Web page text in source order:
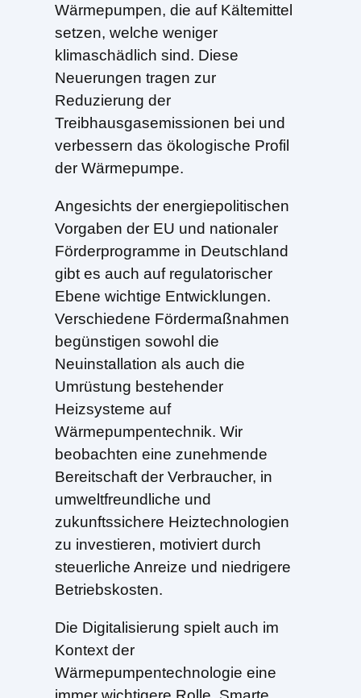
Wärmepumpen, die auf Kältemittel
setzen, welche weniger
klimaschädlich sind. Diese
Neuerungen tragen zur
Reduzierung der
Treibhausgasemissionen bei und
verbessern das ökologische Profil
der Wärmepumpe.
Angesichts der energiepolitischen
Vorgaben der EU und nationaler
Förderprogramme in Deutschland
gibt es auch auf regulatorischer
Ebene wichtige Entwicklungen.
Verschiedene Fördermaßnahmen
begünstigen sowohl die
Neuinstallation als auch die
Umrüstung bestehender
Heizsysteme auf
Wärmepumpentechnik. Wir
beobachten eine zunehmende
Bereitschaft der Verbraucher, in
umweltfreundliche und
zukunftssichere Heiztechnologien
zu investieren, motiviert durch
steuerliche Anreize und niedrigere
Betriebskosten.
Die Digitalisierung spielt auch im
Kontext der
Wärmepumpentechnologie eine